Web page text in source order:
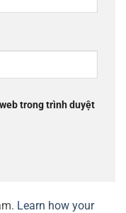
trong trình duyệt
Learn how your